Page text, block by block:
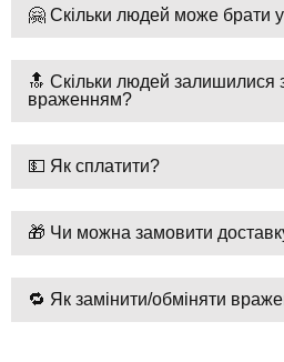
🤗 Скільки людей може брати
🔝 Скільки людей залишилися
враженням?
💵 Як сплатити?
🎁 Чи можна замовити
🔁 Як замінити/обміняти